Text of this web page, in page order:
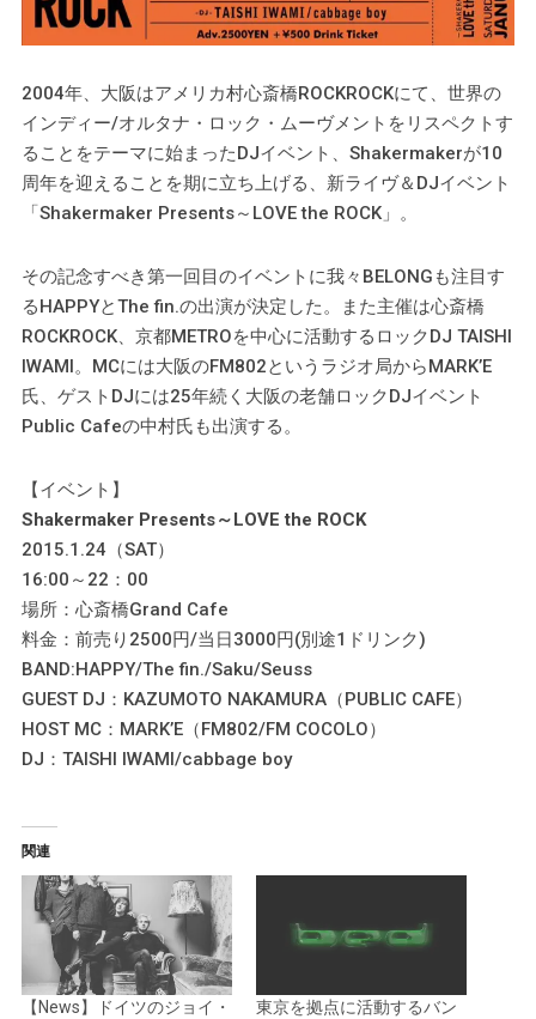
2004年、大阪はアメリカ村心斎橋ROCKROCKにて、世界の
インディー/オルタナ・ロック・ムーヴメントをリスペクトす
ることをテーマに始まったDJイベント、Shakermakerが10
周年を迎えることを期に立ち上げる、新ライヴ＆DJイベント
「Shakermaker Presents～LOVE the ROCK」。
その記念すべき第一回目のイベントに我々BELONGも注目す
るHAPPYとThe fin.の出演が決定した。また主催は心斎橋
ROCKROCK、京都METROを中心に活動するロックDJ TAISHI
IWAMI。MCには大阪のFM802というラジオ局からMARK’E
氏、ゲストDJには25年続く大阪の老舗ロックDJイベント
Public Cafeの中村氏も出演する。
【イベント】
Shakermaker Presents～LOVE the ROCK
2015.1.24（SAT）
16:00～22：00
場所：心斎橋Grand Cafe
料金：前売り2500円/当日3000円(別途1ドリンク)
BAND:HAPPY/The fin./Saku/Seuss
GUEST DJ：KAZUMOTO NAKAMURA（PUBLIC CAFE）
HOST MC：MARK’E（FM802/FM COCOLO）
DJ：TAISHI IWAMI/cabbage boy
関連
【News】ドイツのジョイ・
東京を拠点に活動するバン